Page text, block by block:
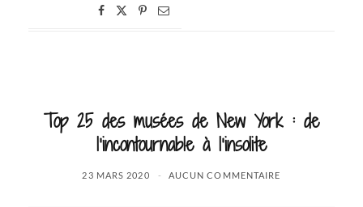
Top 25 des musées de New York : de
l’incontournable à l’insolite
23 MARS 2020 AUCUN COMMENTAIRE